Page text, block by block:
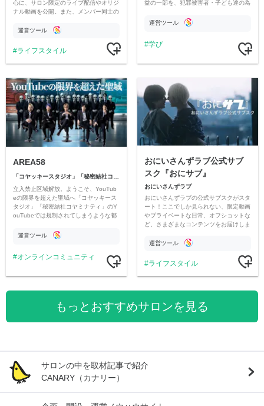
心に、サロン限定のライブ配信やオリジ
ナル動画を公開。また、メンバー同士の
ただいています。
運営ツール
ライフスタイル
益の一部を、犯罪被害者・子ども達の為
す運営ツール
学び
AREA58
立入禁止区域解放。ようこそ、YouTub
eの限界を超えた聖域へ「コヤッキース
タジオ」「秘密結社コヤミナティ」のY
ouTubeでは規制されてしまうような都
公開。
運営ツール
オンラインコミュニティ
おにいさんずラブ公式サブ
スク『おにサブ』
おにいさんずラブ
おにいさんずラブの公式サブスクがスタ
ート！ここでしか見られない、限定動画
やプライベートな日常、オフショットな
ど、さまざまなコンテンツをお届けしま
運営ツール
ライフスタイル
もっとおすすめサロンを見る
サロンの中を取材記事で紹介
CANARY（カナリー）